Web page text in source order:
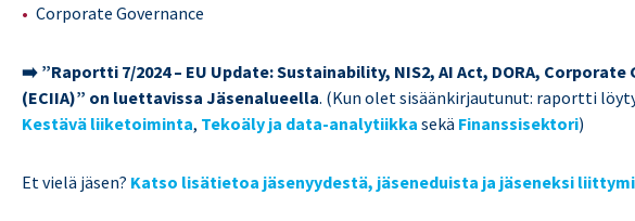
Corporate Governance
➡️ ”Raportti 7/2024 – EU Update: Sustainability, NIS2, AI Act, DORA, Corporate
(ECIIA)” on luettavissa Jäsenalueella. (Kun olet sisäänkirjautunut: raportti
Kestävä liiketoiminta, Tekoäly ja data-analytiikka sekä Finanssisektori)
Et vielä jäsen? Katso lisätietoa jäsenyydestä, jäseneduista ja jäseneksi